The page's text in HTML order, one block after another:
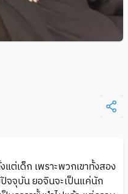
ต่เด็ก เพราะพวกเขาทั้งสอง
จจุบัน ยอจินจะเป็นแค่นัก